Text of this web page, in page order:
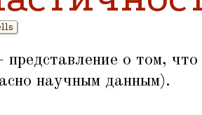
о том,
научным данным).